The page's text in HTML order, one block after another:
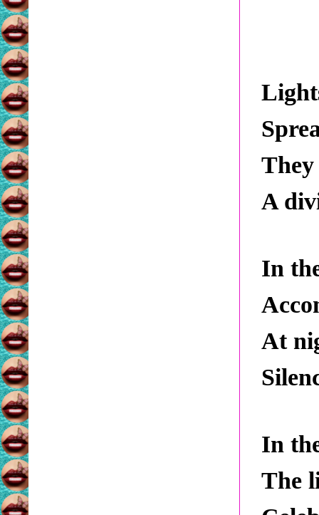
They
A
In
At
In
The